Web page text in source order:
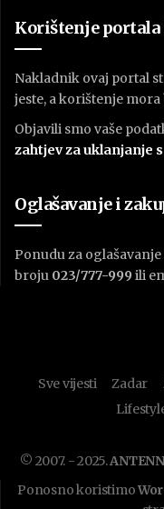
Korištenje portala
Nakladnik ovaj portal
jeste, a korištenje
Objavili smo vaše
zahtjev za uklanjanje
Oglašavanje i
Ponudu za
broju 023/777-999 ili
Sve vijesti Zadar
© 2007. - 2025.
Ponosno koristimo